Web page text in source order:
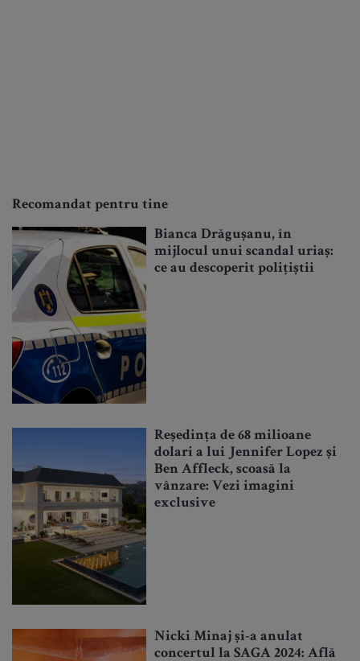
Recomandat pentru tine
Bianca Drăgușanu, în
mijlocul unui scandal uriaș:
ce au descoperit polițiștii
Reședința de 68 milioane
dolari a lui Jennifer Lopez și
Ben Affleck, scoasă la
vânzare: Vezi imagini
exclusive
Nicki Minaj și-a anulat
concertul la SAGA 2024: Află